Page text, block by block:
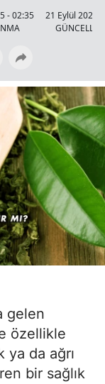
- 02:35
21 Eylül 2025
gelen
özellikle
ya da ağrı
bir sağlık